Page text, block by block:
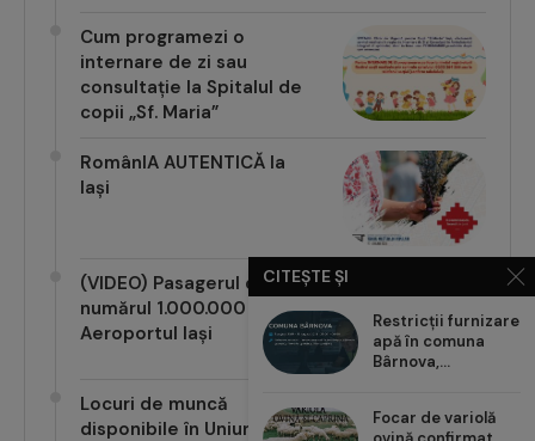
Cum programezi o
internare de zi sau
consultație la Spitalul de
copii „Sf. Maria”
RomânIA AUTENTICĂ la
Iași
(VIDEO) Pasagerul cu
numărul 1.000.000 pe
Aeroportul Iași
Locuri de muncă
disponibile în Uniunea
CITEȘTE ȘI
Restricții furnizare
apă în comuna
Bârnova,...
Focar de variolă